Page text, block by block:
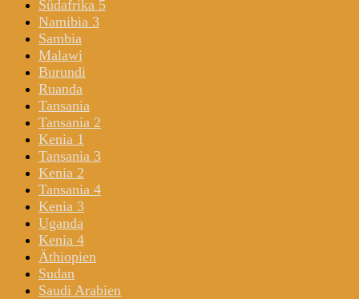
Südafrika 5
Namibia 3
Sambia
Malawi
Burundi
Ruanda
Tansania
Tansania 2
Kenia 1
Tansania 3
Kenia 2
Tansania 4
Kenia 3
Uganda
Kenia 4
Äthiopien
Sudan
Saudi Arabien